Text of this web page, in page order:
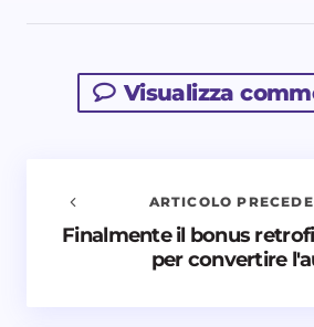
Visualizza
Avvisami quando vengono
ARTICOLO
Finalmente il bonus
per convertire